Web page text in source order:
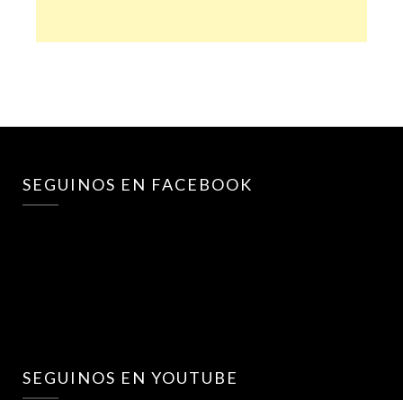
SEGUINOS EN FACEBOOK
SEGUINOS EN YOUTUBE